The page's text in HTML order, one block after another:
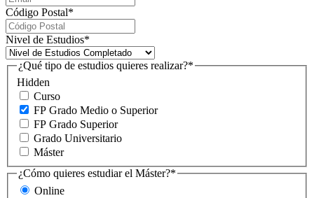
Código Postal*
Nivel de Estudios*
Hidden
¿Qué tipo de estudios quieres realizar?*
Curso
FP Grado Medio o Superior
FP Grado Superior
Grado Universitario
Máster
¿Cómo quieres estudiar el Máster?*
Online